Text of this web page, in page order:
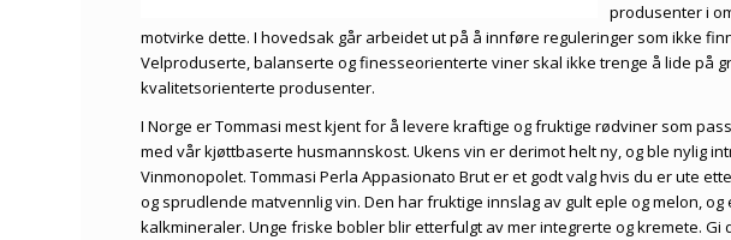
produsenter i
motvirke dette. I hovedsak går arbeidet ut på å innføre reguleringer som ikke
Velproduserte, balanserte og finesseorienterte viner skal ikke trenge å lide på
kvalitetsorienterte produsenter.
I Norge er Tommasi mest kjent for å levere kraftige og fruktige rødviner som
med vår kjøttbaserte husmannskost. Ukens vin er derimot helt ny, og ble nylig
Vinmonopolet. Tommasi Perla Appasionato Brut er et godt valg hvis du er ute
og sprudlende matvennlig vin. Den har fruktige innslag av gult eple og melon, og
kalkmineraler. Unge friske bobler blir etterfulgt av mer integrerte og kremete. Gi